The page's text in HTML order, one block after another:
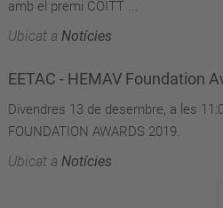
amb el premi COITT ...
Ubicat a Notícies
EETAC - HEMAV Foundation
Divendres 13 de desembre, a les
FOUNDATION AWARDS 2019.
Ubicat a Notícies